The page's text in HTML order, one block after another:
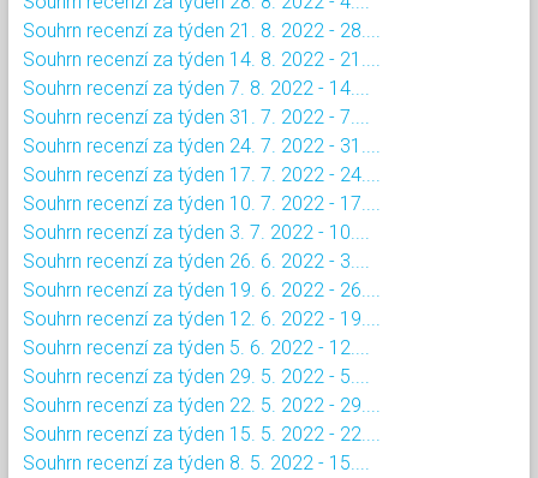
Souhrn recenzí za týden 21. 8. 2022 - 28....
Souhrn recenzí za týden 14. 8. 2022 - 21....
Souhrn recenzí za týden 7. 8. 2022 - 14....
Souhrn recenzí za týden 31. 7. 2022 - 7....
Souhrn recenzí za týden 24. 7. 2022 - 31....
Souhrn recenzí za týden 17. 7. 2022 - 24....
Souhrn recenzí za týden 10. 7. 2022 - 17....
Souhrn recenzí za týden 3. 7. 2022 - 10....
Souhrn recenzí za týden 26. 6. 2022 - 3....
Souhrn recenzí za týden 19. 6. 2022 - 26....
Souhrn recenzí za týden 12. 6. 2022 - 19....
Souhrn recenzí za týden 5. 6. 2022 - 12....
Souhrn recenzí za týden 29. 5. 2022 - 5....
Souhrn recenzí za týden 22. 5. 2022 - 29....
Souhrn recenzí za týden 15. 5. 2022 - 22....
Souhrn recenzí za týden 8. 5. 2022 - 15....